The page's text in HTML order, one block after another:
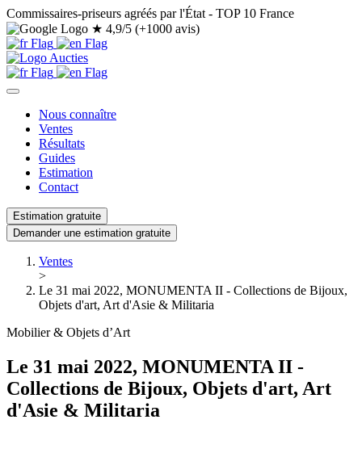
Commissaires-priseurs agréés par l'État - TOP 10 France
★ 4,9/5 (+1000 avis)
Nous connaître
Ventes
Résultats
Guides
Estimation
Contact
Estimation gratuite
Demander une estimation gratuite
Ventes
>
Le 31 mai 2022, MONUMENTA II - Collections de Bijoux,
Objets d'art, Art d'Asie & Militaria
Mobilier & Objets d’Art
Le 31 mai 2022, MONUMENTA II -
Collections de Bijoux, Objets d'art, Art
d'Asie & Militaria